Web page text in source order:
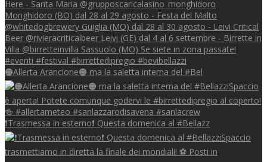
🟠Allerta Arancione🟠 ma la saletta interna del #Bel
❗Trasmessa in esterno❗ Questa domenica al #Bellazz